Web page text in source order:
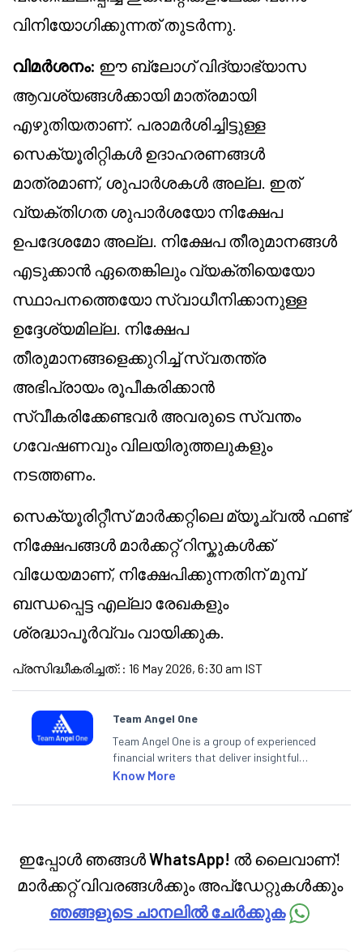
വിനിയോഗിക്കുന്നത് തുടർന്നു.
വിമർശനം: ഈ ബ്ലോഗ് വിദ്യാഭ്യാസ
ആവശ്യങ്ങൾക്കായി മാത്രമായി
എഴുതിയതാണ്. പരാമർശിച്ചിട്ടുള്ള
സെക്യൂരിറ്റികൾ ഉദാഹരണങ്ങൾ
മാത്രമാണ്, ശുപാർശകൾ അല്ല. ഇത്
വ്യക്തിഗത ശുപാർശയോ നിക്ഷേപ
ഉപദേശമോ അല്ല. നിക്ഷേപ തീരുമാനങ്ങൾ
എടുക്കാൻ ഏതെങ്കിലും വ്യക്തിയെയോ
സ്ഥാപനത്തെയോ സ്വാധീനിക്കാനുള്ള
ഉദ്ദേശ്യമില്ല. നിക്ഷേപ
തീരുമാനങ്ങളെക്കുറിച്ച് സ്വതന്ത്ര
അഭിപ്രായം രൂപീകരിക്കാൻ
സ്വീകരിക്കേണ്ടവർ അവരുടെ സ്വന്തം
ഗവേഷണവും വിലയിരുത്തലുകളും
നടത്തണം.
സെക്യൂരിറ്റീസ് മാർക്കറ്റിലെ മ്യൂച്വൽ ഫണ്ട്
നിക്ഷേപങ്ങൾ മാർക്കറ്റ് റിസ്കുകൾക്ക്
വിധേയമാണ്, നിക്ഷേപിക്കുന്നതിന് മുമ്പ്
ബന്ധപ്പെട്ട എല്ലാ രേഖകളും
ശ്രദ്ധാപൂർവ്വം വായിക്കുക.
പ്രസിദ്ധീകരിച്ചത്: : 16 May 2026, 6:30 am IST
Team Angel One
Team Angel One is a group of experienced
financial writers that deliver insightful
articles on the stock market, IPO, economy,
categories.
Know More
ഇപ്പോൾ ഞങ്ങൾWhatsApp! ൽ ലൈവാണ്!
മാർക്കറ്റ് വിവരങ്ങൾക്കും അപ്‌ഡേറ്റുകൾക്കും
ഞങ്ങളുടെ ചാനലിൽ ചേർക്കുക